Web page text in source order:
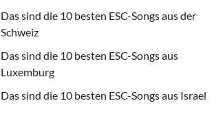
Das sind die 10 besten ESC-Songs aus der
Schweiz
Das sind die 10 besten ESC-Songs aus
Luxemburg
Das sind die 10 besten ESC-Songs aus Israel